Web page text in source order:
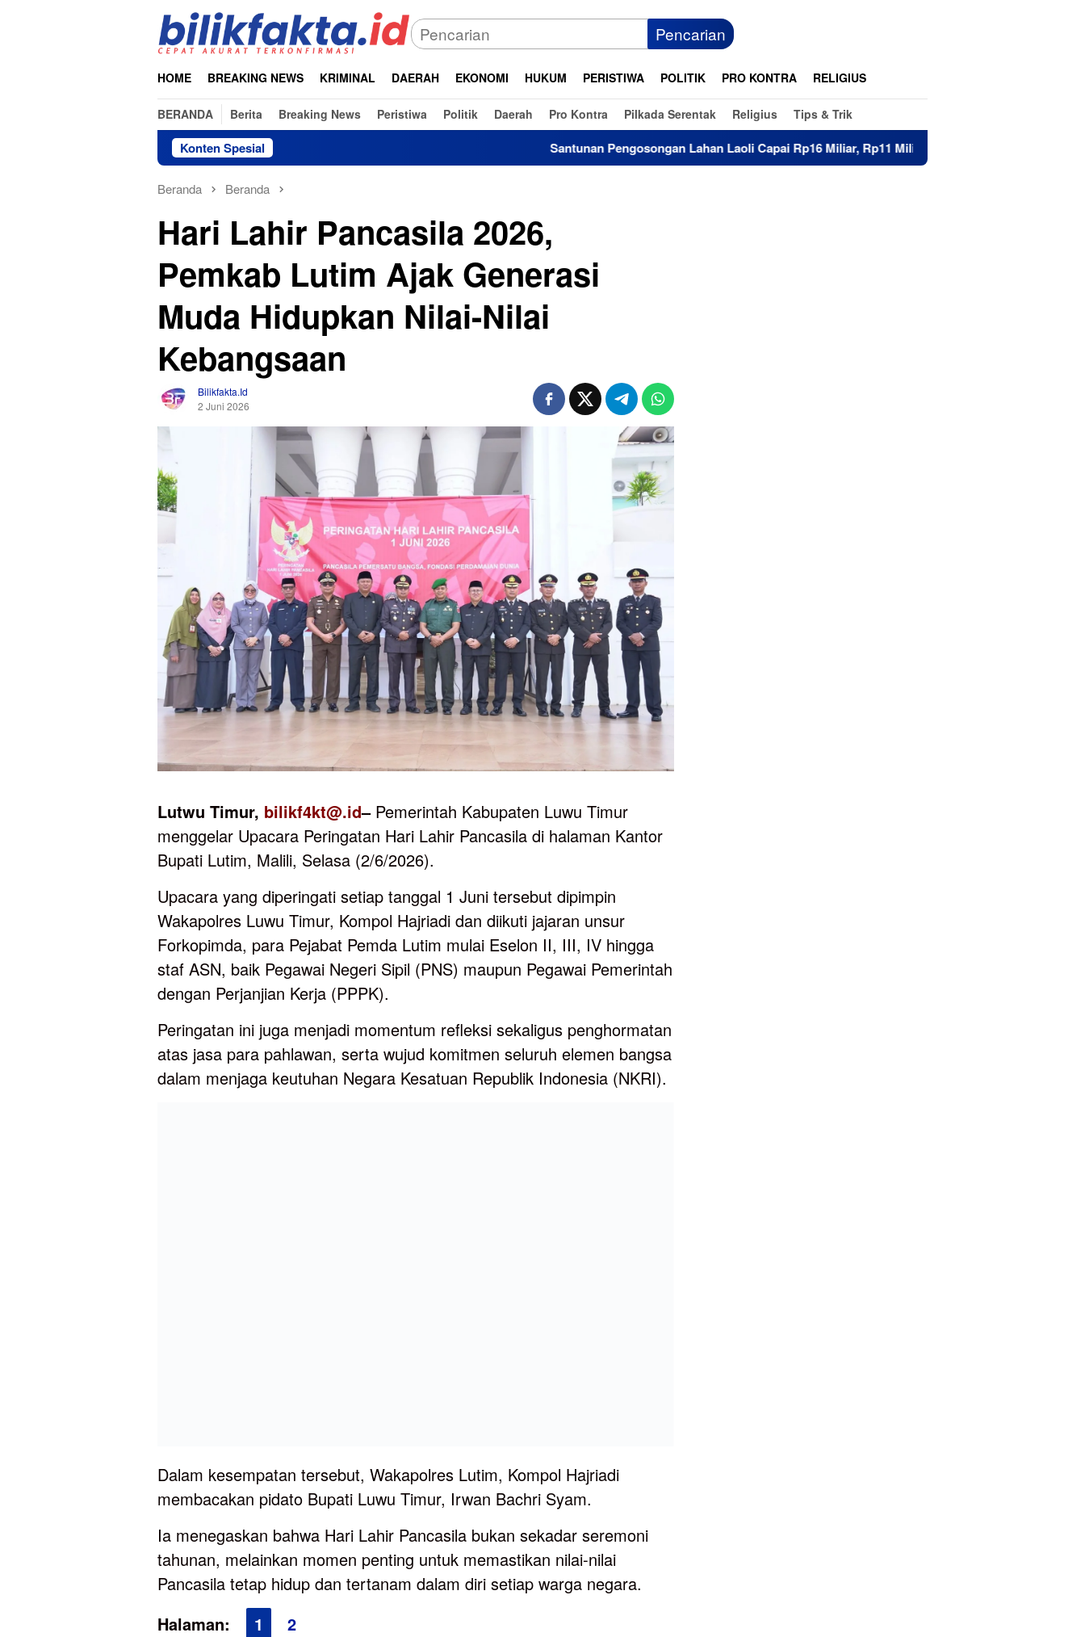
Pencarian
HOME BREAKING NEWS KRIMINAL DAERAH EKONOMI HUKUM PERISTIWA POLITIK PRO KONTRA RELIGIUS
BERANDA Berita Breaking News Peristiwa Politik Daerah Pro Kontra Pilkada Serentak Religius Tips & Trik
Konten Spesial Santunan Pengosongan Lahan Laoli Capai Rp16 Miliar, Rp11 Miliar Sudah Diterima 83 Warga
Beranda Beranda
Hari Lahir Pancasila 2026,
Pemkab Lutim Ajak Generasi
Muda Hidupkan Nilai-Nilai
Kebangsaan
Bilikfakta.id
2 Juni 2026
Lutwu Timur, bilikf4kt@.id– Pemerintah Kabupaten Luwu Timur
menggelar Upacara Peringatan Hari Lahir Pancasila di halaman Kantor
Bupati Lutim, Malili, Selasa (2/6/2026).
Upacara yang diperingati setiap tanggal 1 Juni tersebut dipimpin
Wakapolres Luwu Timur, Kompol Hajriadi dan diikuti jajaran unsur
Forkopimda, para Pejabat Pemda Lutim mulai Eselon II, III, IV hingga
staf ASN, baik Pegawai Negeri Sipil (PNS) maupun Pegawai Pemerintah
dengan Perjanjian Kerja (PPPK).
Peringatan ini juga menjadi momentum refleksi sekaligus penghormatan
atas jasa para pahlawan, serta wujud komitmen seluruh elemen bangsa
dalam menjaga keutuhan Negara Kesatuan Republik Indonesia (NKRI).
Dalam kesempatan tersebut, Wakapolres Lutim, Kompol Hajriadi
membacakan pidato Bupati Luwu Timur, Irwan Bachri Syam.
Ia menegaskan bahwa Hari Lahir Pancasila bukan sekadar seremoni
tahunan, melainkan momen penting untuk memastikan nilai-nilai
Pancasila tetap hidup dan tertanam dalam diri setiap warga negara.
Halaman:
1 2